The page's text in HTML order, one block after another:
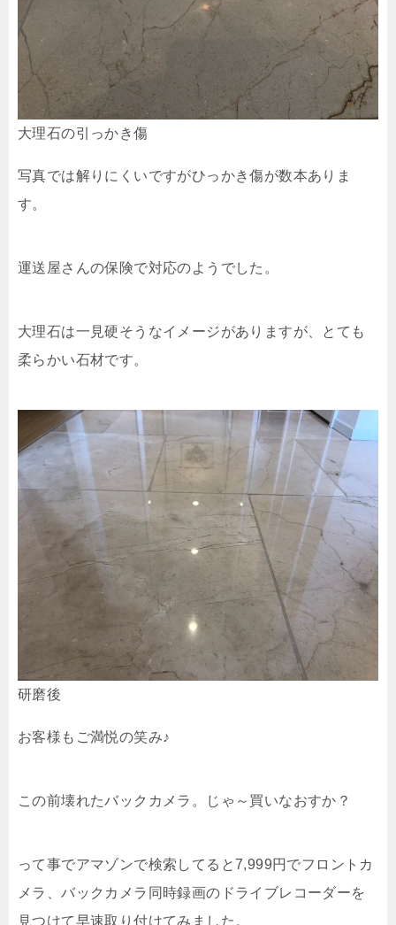
大理石の引っかき傷
写真では解りにくいですがひっかき傷が数本ありま
す。
運送屋さんの保険で対応のようでした。
大理石は一見硬そうなイメージがありますが、とても
柔らかい石材です。
研磨後
お客様もご満悦の笑み♪
この前壊れたバックカメラ。じゃ～買いなおすか？
って事でアマゾンで検索してると7,999円でフロントカ
メラ、バックカメラ同時録画のドライブレコーダーを
見つけて早速取り付けてみました。